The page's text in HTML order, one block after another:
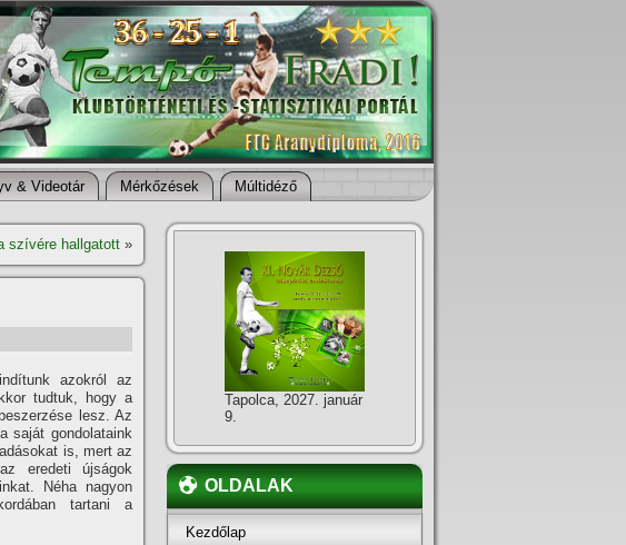
& Videotár Mérkőzések Múltidéző
szí­vére hallgatott »
azokról az
tudtuk, hogy a
lesz. Az
saját gondolataink
is, mert az
eredeti újságok
Néha nagyon
tartani a
Tapolca, 2027. január
9.
OLDALAK
Kezdőlap